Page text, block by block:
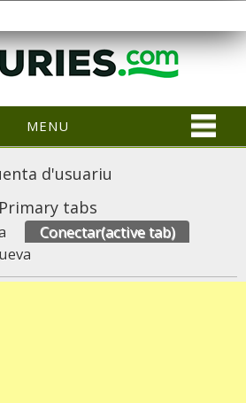
MENU
d'usuariu
Primary tabs
Conectar(active tab)